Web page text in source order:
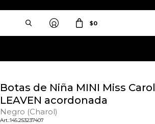
$0
Botas de Niña MINI Miss Carol
LEAVEN acordonada
Negro (Charol)
145.253237407